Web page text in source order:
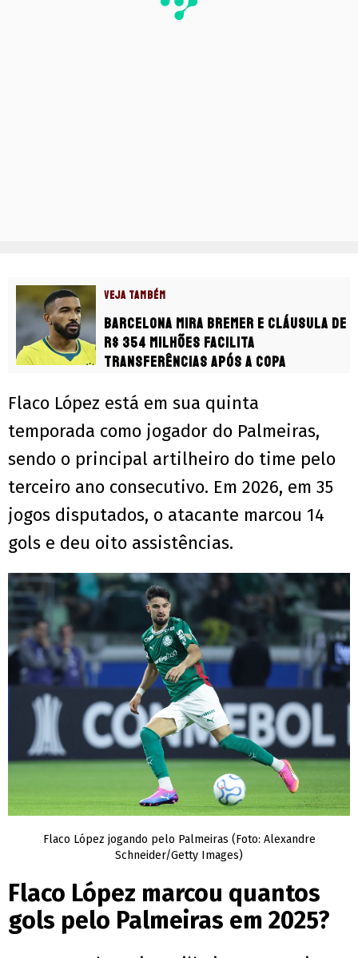
VEJA TAMBÉM
Barcelona mira Bremer e cláusula de
R$ 354 milhões facilita
transferências após a Copa
Flaco López está em sua quinta
temporada como jogador do Palmeiras,
sendo o principal artilheiro do time pelo
terceiro ano consecutivo. Em 2026, em 35
jogos disputados, o atacante marcou 14
gols e deu oito assistências.
Flaco López jogando pelo Palmeiras (Foto: Alexandre
Schneider/Getty Images)
Flaco López marcou quantos
gols pelo Palmeiras em 2025?